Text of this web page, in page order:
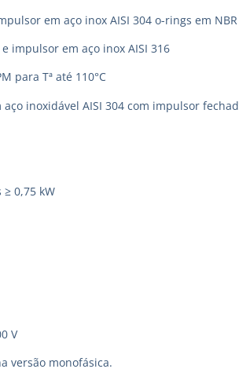
em aço inox AISI 304 o-rings em
impulsor em aço inox AISI 316
para Tª até 110°C
aço inoxidável AISI 304 com impulsor
0,75 kW
V
versão monofásica.